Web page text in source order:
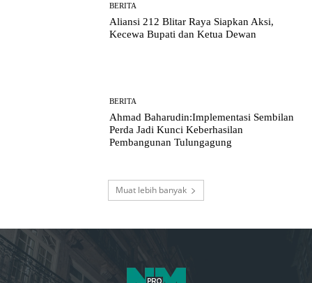
BERITA
Aliansi 212 Blitar Raya Siapkan Aksi,
Kecewa Bupati dan Ketua Dewan
BERITA
Ahmad Baharudin:Implementasi Sembilan
Perda Jadi Kunci Keberhasilan
Pembangunan Tulungagung
Muat lebih banyak